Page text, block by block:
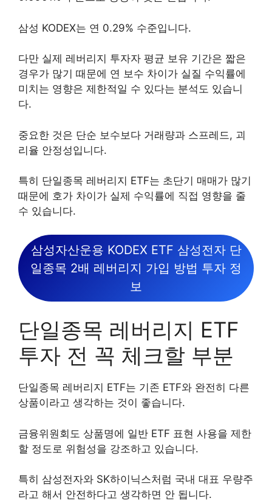
삼성 KODEX는 연 0.29% 수준입니다.
다만 실제 레버리지 투자자 평균 보유 기간은 짧은
경우가 많기 때문에 연 보수 차이가 실질 수익률에
미치는 영향은 제한적일 수 있다는 분석도 있습니
다.
중요한 것은 단순 보수보다 거래량과 스프레드, 괴
리율 안정성입니다.
특히 단일종목 레버리지 ETF는 초단기 매매가 많기
때문에 호가 차이가 실제 수익률에 직접 영향을 줄
수 있습니다.
삼성자산운용 KODEX ETF 삼성전자 단
일종목 2배 레버리지 가입 방법 투자 정
보
단일종목 레버리지 ETF
투자 전 꼭 체크할 부분
단일종목 레버리지 ETF는 기존 ETF와 완전히 다른
상품이라고 생각하는 것이 좋습니다.
금융위원회도 상품명에 일반 ETF 표현 사용을 제한
할 정도로 위험성을 강조하고 있습니다.
특히 삼성전자와 SK하이닉스처럼 국내 대표 우량주
라고 해서 안전하다고 생각하면 안 됩니다.